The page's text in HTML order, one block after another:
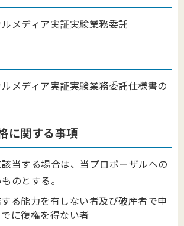
メディア実証実験業務委託
メディア実証実験業務委託仕様書の
に関する事項
当する場合は、当プロポーザルへの
のとする。
る能力を有しない者及び破産者で申
に復権を得ない者